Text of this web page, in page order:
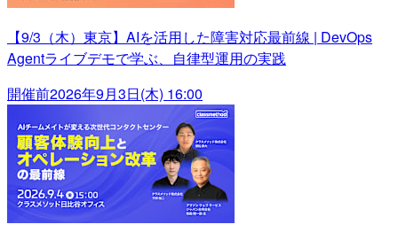
【9/3（木）東京】AIを活用した障害対応最前線 | DevOps
Agentライブデモで学ぶ、自律型運用の実践
開催前2026年9月3日(木) 16:00